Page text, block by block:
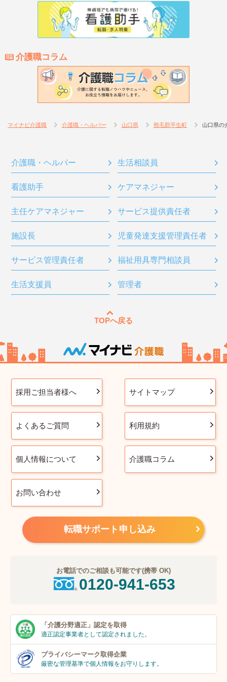
介護職コラム
マイナビ介護職 介護職・ヘルパー 山口県 熊毛郡平生町 山口県の
介護職・ヘルパー 生活相談員
看護助手 ケアマネジャー
主任ケアマネジャー サービス提供責任者
施設長 児童発達支援管理責任者
サービス管理責任者 福祉用具専門相談員
生活支援員 管理者
TOPへ戻る
採用ご担当者様へ サイトマップ
よくあるご質問 利用規約
個人情報について 介護職コラム
お問い合わせ
転職サポート申し込み
お電話でのご相談も可能です(携帯 OK)
0120-941-653
「介護分野適正」 認定を取得
適正認定事業者として認定されました。
プライバシーマーク取得企業
厳密な管理基準で個人情報をお守りします。